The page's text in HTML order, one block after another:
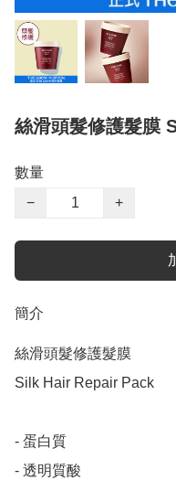
絲滑頭髮修護髮膜
數量
−
+
簡介
絲滑頭髮修護髮膜
Silk Hair Repair Pack
- 蛋白質
- 透明質酸